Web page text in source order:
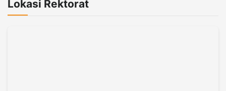
Lokasi Rektorat